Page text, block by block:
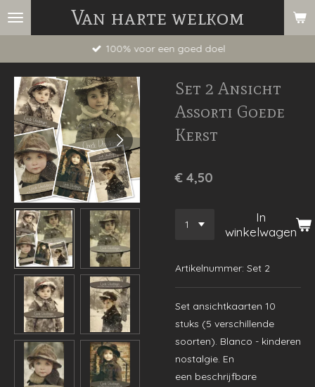
Ga
hoofdinhoud
Van harte welkom
100% voor een goed doel
Set 2 Ansicht
Assorti Goede
Kerst
€ 4,50
In
winkelwagen
Artikelnummer: Set 2
Set ansichtkaarten 10
stuks (5 verschillende
soorten). Blanco - kinderen
nostalgie. En
een beschrijfbare